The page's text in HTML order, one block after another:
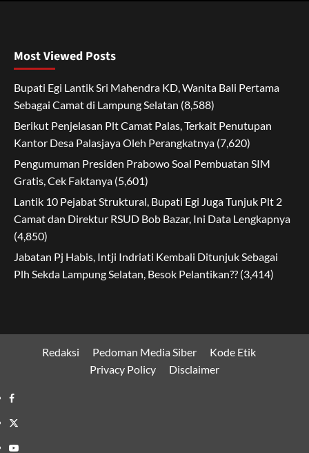
Most Viewed Posts
Bupati Egi Lantik Sri Mahendra KD, Wanita Bali Pertama
Sebagai Camat di Lampung Selatan (8,588)
Berikut Penjelasan Plt Camat Palas, Terkait Penutupan
Kantor Desa Palasjaya Oleh Perangkatnya (7,620)
Pengumuman Presiden Prabowo Soal Pembuatan SIM
Gratis, Cek Faktanya (5,601)
Lantik 10 Pejabat Struktural, Bupati Egi Juga Tunjuk Plt 2
Camat dan Direktur RSUD Bob Bazar, Ini Data Lengkapnya
(4,850)
Jabatan Pj Habis, Intji Indriati Kembali Ditunjuk Sebagai
Plh Sekda Lampung Selatan, Besok Pelantikan?? (3,414)
Redaksi Pedoman Media Siber
Kode Etik
Privacy Policy
Disclaimer
Facebook
Twitter
Youtube